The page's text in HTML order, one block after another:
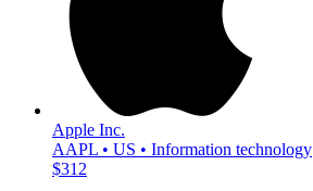
Apple Inc.
AAPL • US • Information technology
$312